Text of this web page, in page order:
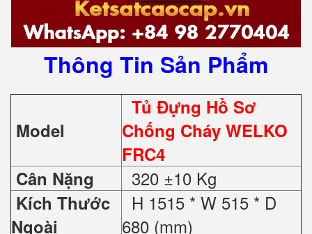
Thông Tin Sản Phẩm
Model
Tủ Đựng Hồ Sơ
Chống Cháy WELKO
FRC4
Cân Nặng
320 ±10 Kg
Kích Thước
Ngoài
H 1515 * W 515 * D
680 (mm)